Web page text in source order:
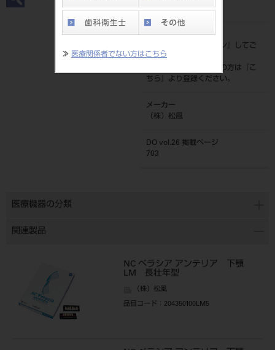
≫ 医療関係者でない方はこちら
標準価格
ログイン
』してご
覧ください。
ネット会員登録がまだの方は『
こ
ちら
』より登録ください。
メーカー
（株）松風
DO vol.26 掲載ページ
703
医療機器の分類
関連製品
NC ベラシア アンテリア 下顎
LM 長壮年型
（株）松風
品目コード ：204350100LM5